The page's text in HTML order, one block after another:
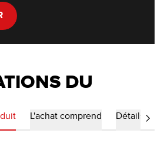
DU
L'achat comprend Détails